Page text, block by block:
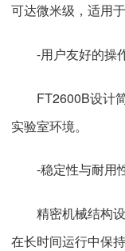
可达微米级，适用
-用户友好的操
FT2600B设计简
实验室环境。
-稳定性与耐用
精密机械结构设
在长时间运行中保